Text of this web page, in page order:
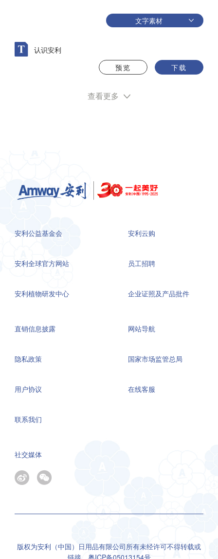
文字素材
认识安利
预览
下载
查看更多
安利公益基金会
安利全球官方网站
安利植物研发中心
安利云购
员工招聘
企业证照及产品批件
直销信息披露
隐私政策
用户协议
联系我们
网站导航
国家市场监管总局
在线客服
社交媒体
版权为安利（中国）日用品有限公司所有未经许可不得转载或
链接， 粤ICP备05013154号